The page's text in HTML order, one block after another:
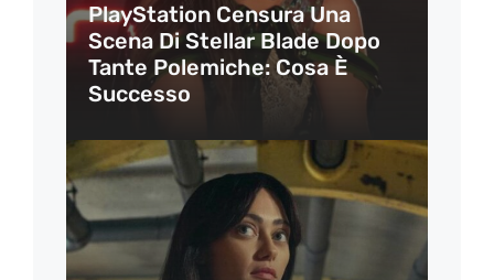
PlayStation Censura Una
Scena Di Stellar Blade Dopo
Tante Polemiche: Cosa È
Successo